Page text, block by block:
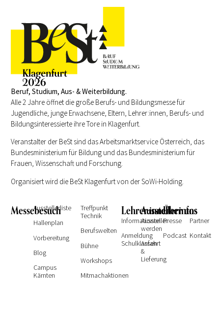
Beruf, Studium, Aus- & Weiterbildung.
Alle 2 Jahre öffnet die große Berufs- und Bildungsmesse für
Jugendliche, junge Erwachsene, Eltern, Lehrer:innen, Berufs- und
Bildungsinteressierte ihre Tore in Klagenfurt.
Veranstalter der BeSt sind das Arbeitsmarktservice Österreich, das
Bundesministerium für Bildung und das Bundesministerium für
Frauen, Wissenschaft und Forschung.
Organisiert wird die BeSt Klagenfurt von der SoWi-Holding.
Messebesuch
Ausstellerliste
Hallenplan
Vorbereitung
Blog
Campus
Kärnten
Treffpunkt
Technik
Berufswelten
Bühne
Workshops
Mitmachaktionen
Lehrer:innen
Informationen
Anmeldung
Schulklassen
Ausstellerinfos
Aussteller
werden
Anfahrt
&
Lieferung
Über uns
Presse
Podcast
Partner
Kontakt